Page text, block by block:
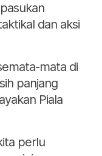
dan aksi
mata di
panjang
Piala
perlu